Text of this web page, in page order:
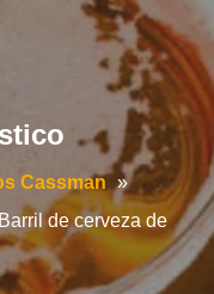
Cassman »
Barril de cerveza de